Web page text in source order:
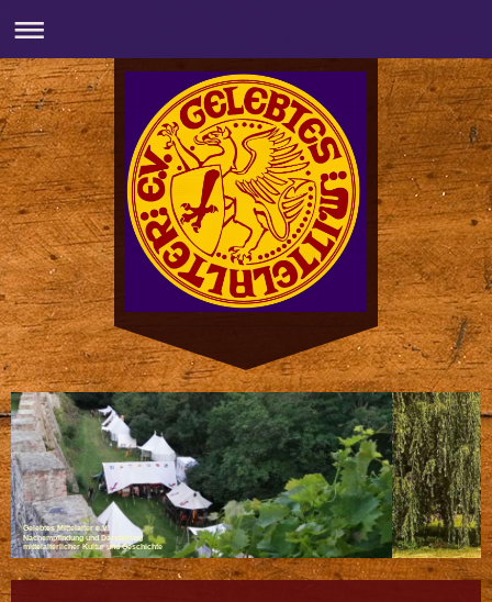
Gelebtes Mittelalter e.V.
Nachempfindung und Darstellung
mittelalterlicher Kultur und Geschichte